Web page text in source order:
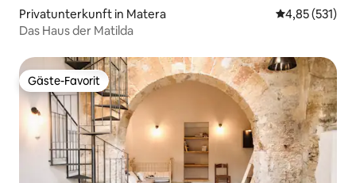
Privatunterkunft in Matera
4,85 (531)
Das Haus der Matilda
Gäste-Favorit
Gäste-Favorit